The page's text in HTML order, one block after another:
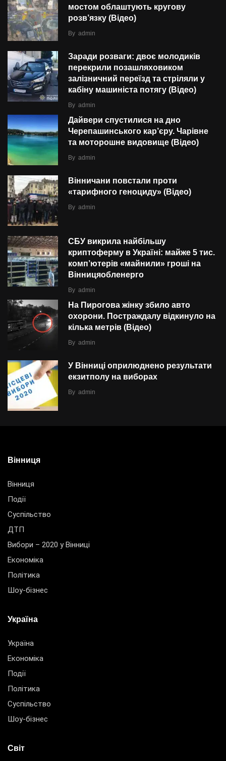
мостом облаштують кругову
розв’язку (Відео)
By admin
Заради розваги: двоє молодиків
перекрили позашляховиком
залізничний переїзд та стріляли у
кабіну машиніста потягу (Відео)
By admin
Дайвери спустилися на дно
Черепашинського кар’єру. Чарівне
та моторошне видовище (Відео)
By admin
Вінничани повстали проти
«тарифного геноциду» (Відео)
By admin
СБУ викрила найбільшу
криптоферму в Україні: майже 5 тис.
комп’ютерів «майнили» гроші на
Вінницяобленерго
By admin
На Пирогова жінку збило авто
охорони. Постраждалу відкинуло на
кілька метрів (Відео)
By admin
У Вінниці оприлюднено результати
екзитполу на виборах
By admin
Вінниця
Вінниця
Події
Суспільство
ДТП
Вибори – 2020 у Вінниці
Економіка
Політика
Шоу-бізнес
Україна
Україна
Економіка
Події
Політика
Суспільство
Шоу-бізнес
Світ